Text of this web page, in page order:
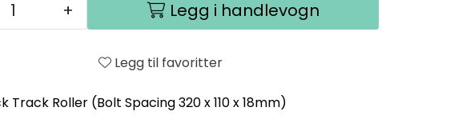
+ Legg i handlevogn
Legg til favoritter
Track Roller (Bolt Spacing 320 x 110 x 18mm)